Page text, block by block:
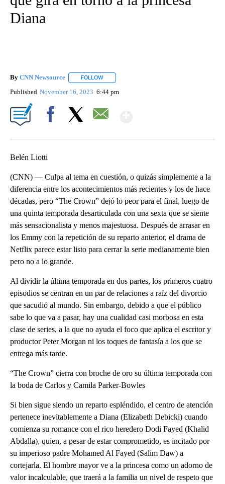
Diana
By CNN Newsource FOLLOW
Published November 16, 2023 6:44 pm
Belén Liotti
(CNN) — Culpa al tema en cuestión, o quizás simplemente a la
diferencia entre los acontecimientos más recientes y los de hace
décadas, pero “The Crown” dejó lo peor para el final, luego de
una quinta temporada desarticulada con una sexta que se siente
más sensacionalista y menos majestuosa. Después de arrasar en
los Emmy con la repetición de su reparto anterior, el drama de
Netflix parece estar listo para cerrar la serie medianamente bien
pero no a lo grande.
Al dividir la última temporada en dos partes, los primeros cuatro
episodios se centran en un par de relaciones a raíz del divorcio
que sacudió al mundo. Sin embargo, debido a que el público
sabe lo que va a pasar, hay una cualidad casi morbosa en esta
clase de series, a la que no ayuda el foco que aplica el escritor y
productor Peter Morgan ni los toques de fantasía a los que se
entrega más tarde.
“The Crown” cierra con broche de oro su última temporada con
la boda de Carlos y Camila Parker-Bowles
Si bien sigue siendo un reparto espléndido, el centro de atención
pertenece inevitablemente a Diana (Elizabeth Debicki) cuando
comienza su romance con el rico heredero Dodi Fayed (Khalid
Abdalla), quien, a pesar de estar comprometido, es incitado por
su imperioso padre Mohamed Al Fayed (Salim Daw) a
cortejarla. El hombre mayor ve a la princesa como un adorno de
valor incalculable, que traerá a la familia un nivel de respeto que